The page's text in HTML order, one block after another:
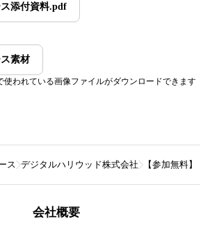
添付資料.pdf
素材
使われている画像ファイルがダウンロードできます
ス デジタルハリウッド株式会社 【参加無料】
会社概要